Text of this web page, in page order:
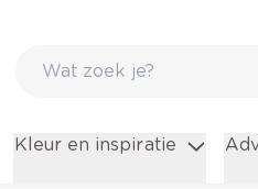
Kleur en inspiratie